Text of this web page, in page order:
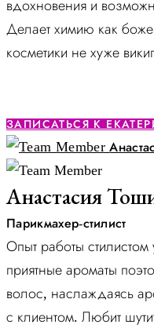
вдохновения и
Делает химию как
косметики не хуже
ЗАПИСАТЬСЯ К
Анастасия
Парикмахер-стилист
Опыт работы
приятные ароматы
волос, наслаждаясь
с клиентом. Любит